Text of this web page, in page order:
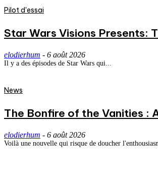
Pilot d'essai
Star Wars Visions Presents:
elodierhum - 6 août 2026
Il y a des épisodes de Star Wars qui...
News
The Bonfire of the Vanities :
elodierhum - 6 août 2026
Voilà une nouvelle qui risque de doucher